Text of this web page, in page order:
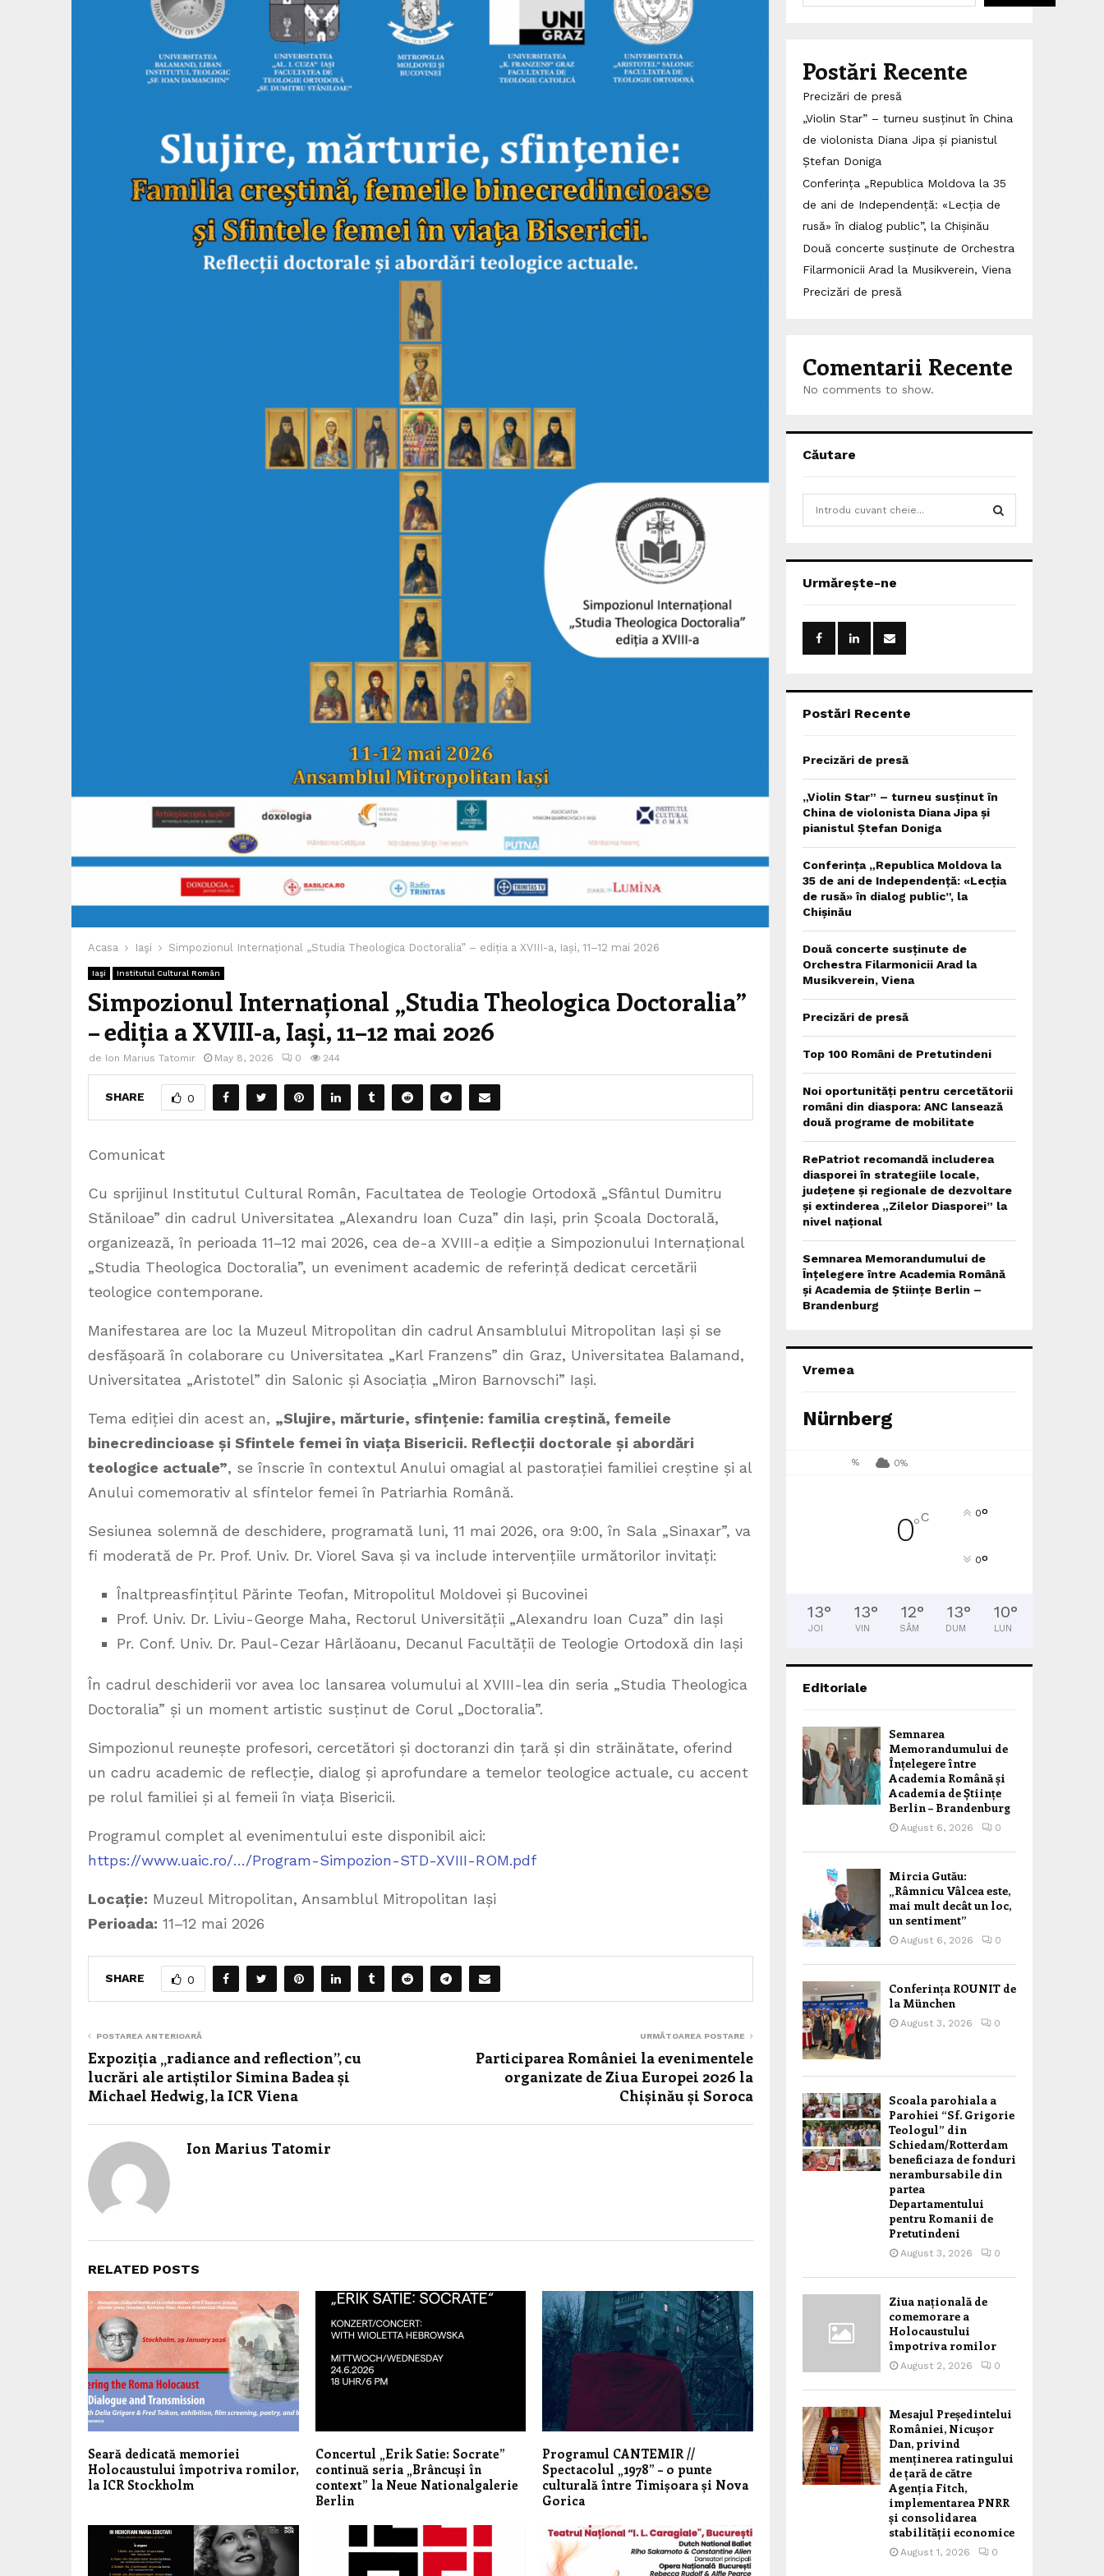
Acasa Iaşi Simpozionul Internațional „Studia Theologica Doctoralia” – ediția a XVIII-a, Iași, 11–12 mai 2026
Iaşi Institutul Cultural Român
Simpozionul Internațional „Studia Theologica Doctoralia”
– ediția a XVIII-a, Iași, 11–12 mai 2026
de Ion Marius Tatomir May 8, 2026 0 244
SHARE 0
Comunicat
Cu sprijinul Institutul Cultural Român, Facultatea de Teologie Ortodoxă „Sfântul Dumitru
Stăniloae” din cadrul Universitatea „Alexandru Ioan Cuza” din Iași, prin Școala Doctorală,
organizează, în perioada 11–12 mai 2026, cea de-a XVIII-a ediție a Simpozionului Internațional
„Studia Theologica Doctoralia”, un eveniment academic de referință dedicat cercetării
teologice contemporane.
Manifestarea are loc la Muzeul Mitropolitan din cadrul Ansamblului Mitropolitan Iași și se
desfășoară în colaborare cu Universitatea „Karl Franzens” din Graz, Universitatea Balamand,
Universitatea „Aristotel” din Salonic și Asociația „Miron Barnovschi” Iași.
Tema ediției din acest an, „Slujire, mărturie, sfințenie: familia creștină, femeile
binecredincioase și Sfintele femei în viața Bisericii. Reflecții doctorale și abordări
teologice actuale”, se înscrie în contextul Anului omagial al pastorației familiei creștine și al
Anului comemorativ al sfintelor femei în Patriarhia Română.
Sesiunea solemnă de deschidere, programată luni, 11 mai 2026, ora 9:00, în Sala „Sinaxar”, va
fi moderată de Pr. Prof. Univ. Dr. Viorel Sava și va include intervențiile următorilor invitați:
Înaltpreasfințitul Părinte Teofan, Mitropolitul Moldovei și Bucovinei
Prof. Univ. Dr. Liviu-George Maha, Rectorul Universității „Alexandru Ioan Cuza” din Iași
Pr. Conf. Univ. Dr. Paul-Cezar Hârlăoanu, Decanul Facultății de Teologie Ortodoxă din Iași
În cadrul deschiderii vor avea loc lansarea volumului al XVIII-lea din seria „Studia Theologica
Doctoralia” și un moment artistic susținut de Corul „Doctoralia”.
Simpozionul reunește profesori, cercetători și doctoranzi din țară și din străinătate, oferind
un cadru academic de reflecție, dialog și aprofundare a temelor teologice actuale, cu accent
pe rolul familiei și al femeii în viața Bisericii.
Programul complet al evenimentului este disponibil aici:
https://www.uaic.ro/…/Program-Simpozion-STD-XVIII-ROM.pdf
Locație: Muzeul Mitropolitan, Ansamblul Mitropolitan Iași
Perioada: 11–12 mai 2026
SHARE 0
POSTAREA ANTERIOARĂ
Expoziția „radiance and reflection”, cu
lucrări ale artiștilor Simina Badea și
Michael Hedwig, la ICR Viena
URMĂTOAREA POSTARE
Participarea României la evenimentele
organizate de Ziua Europei 2026 la
Chișinău și Soroca
Ion Marius Tatomir
RELATED POSTS
Seară dedicată memoriei
Holocaustului împotriva romilor,
la ICR Stockholm
Concertul „Erik Satie: Socrate”
continuă seria „Brâncuși în
context” la Neue Nationalgalerie
Berlin
Programul CANTEMIR //
Spectacolul „1978” – o punte
culturală între Timișoara și Nova
Gorica
Postări Recente
Precizări de presă
„Violin Star” – turneu susținut în China
de violonista Diana Jipa și pianistul
Ștefan Doniga
Conferința „Republica Moldova la 35
de ani de Independență: «Lecția de
rusă» în dialog public”, la Chișinău
Două concerte susținute de Orchestra
Filarmonicii Arad la Musikverein, Viena
Precizări de presă
Comentarii Recente
No comments to show.
Căutare
h
o
:
Urmărește-ne
Postări Recente
Precizări de presă
„Violin Star” – turneu susținut în
China de violonista Diana Jipa și
pianistul Ștefan Doniga
Conferința „Republica Moldova la
35 de ani de Independență: «Lecția
de rusă» în dialog public”, la
Chișinău
Două concerte susținute de
Orchestra Filarmonicii Arad la
Musikverein, Viena
Precizări de presă
Top 100 Români de Pretutindeni
Noi oportunități pentru cercetătorii
români din diaspora: ANC lansează
două programe de mobilitate
RePatriot recomandă includerea
diasporei în strategiile locale,
județene și regionale de dezvoltare
și extinderea „Zilelor Diasporei” la
nivel național
Semnarea Memorandumului de
Înțelegere între Academia Română
și Academia de Științe Berlin –
Brandenburg
Vremea
Nürnberg
% 0%
0°C 0°
0°
13°
JOI
13°
VIN
12°
SÂM
13°
DUM
10°
LUN
Editoriale
Semnarea
Memorandumului de
Înțelegere între
Academia Română și
Academia de Științe
Berlin – Brandenburg
August 6, 2026 0
Mircia Gutău:
„Râmnicu Vâlcea este,
mai mult decât un loc,
un sentiment”
August 6, 2026 0
Conferința ROUNIT de
la München
August 3, 2026 0
Scoala parohiala a
Parohiei “Sf. Grigorie
Teologul” din
Schiedam/Rotterdam
beneficiaza de fonduri
nerambursabile din
partea
Departamentului
pentru Romanii de
Pretutindeni
August 3, 2026 0
Ziua națională de
comemorare a
Holocaustului
împotriva romilor
August 2, 2026 0
Mesajul Președintelui
României, Nicușor
Dan, privind
menținerea ratingului
de țară de către
Agenția Fitch,
implementarea PNRR
și consolidarea
stabilității economice
August 1, 2026 0